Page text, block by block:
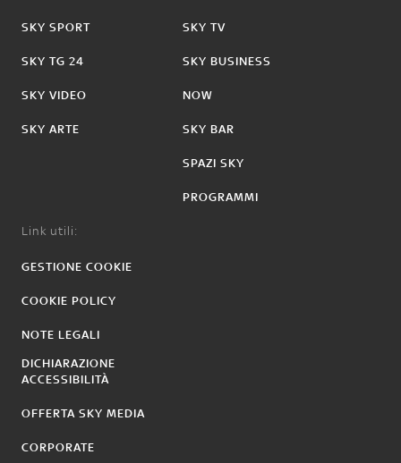
SKY SPORT
SKY TG 24
SKY VIDEO
SKY ARTE
SKY TV
SKY BUSINESS
NOW
SKY BAR
SPAZI SKY
PROGRAMMI
Link utili:
GESTIONE COOKIE
COOKIE POLICY
NOTE LEGALI
DICHIARAZIONE
ACCESSIBILITÀ
OFFERTA SKY MEDIA
CORPORATE